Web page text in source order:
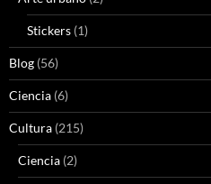
Stickers (1)
Blog (56)
Ciencia (6)
Cultura (215)
Ciencia (2)